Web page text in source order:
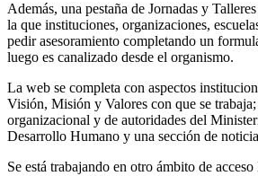
Además, una pestaña de Jornadas y
la que instituciones, organizaciones,
pedir asesoramiento completando un
luego es canalizado desde el organismo.
La web se completa con aspectos
Visión, Misión y Valores con que se trabaja;
organizacional y de autoridades del
Desarrollo Humano y una sección de
Se está trabajando en otro ámbito de